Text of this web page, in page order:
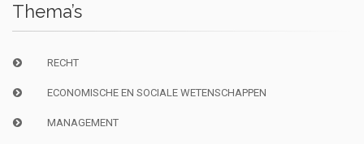
Thema’s
RECHT
ECONOMISCHE EN SOCIALE WETENSCHAPPEN
MANAGEMENT